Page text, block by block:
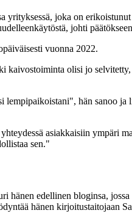
joka on
johti
vuonna 2022.
kaivostoiminta olisi jo
hän sanoo
asiakkaisiin ympäri
sen."
edellinen bloginsa,
hänen kirjoitustaitojaan